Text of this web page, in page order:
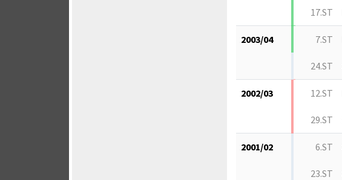
17.ST
2003/04 7.ST
24.ST
2002/03 12.ST
29.ST
2001/02 6.ST
23.ST